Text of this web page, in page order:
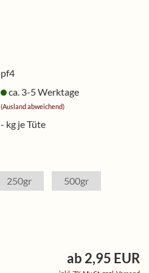
pf4
ca. 3-5 Werktage
(Ausland abweichend)
- kg je Tüte
250gr 500gr
ab 2,95 EUR